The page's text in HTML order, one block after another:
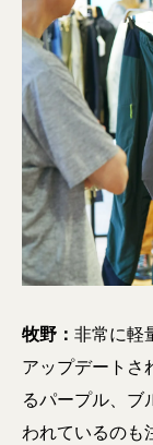
牧野： 非常に軽
アップデートさ
るパープル、ブ
われているのも